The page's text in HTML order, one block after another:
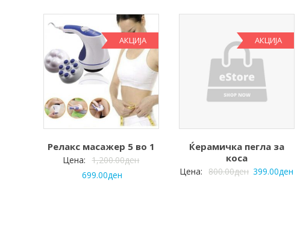
АКЦИЈА
Релакс масажер 5 во 1
Цена: 1,200.00ден
699.00ден
АКЦИЈА
Ќерамичка пегла за
коса
Цена: 800.00ден 399.00ден